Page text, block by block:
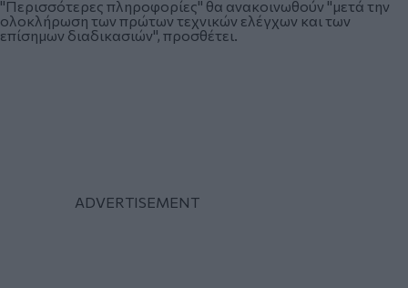
"Περισσότερες πληροφορίες" θα ανακοινωθούν "μετά την
ολοκλήρωση των πρώτων τεχνικών ελέγχων και των
επίσημων διαδικασιών", προσθέτει.